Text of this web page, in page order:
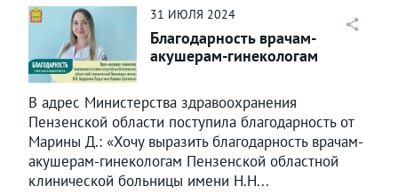
31 ИЮЛЯ 2024
Благодарность врачам-
акушерам-гинекологам
В адрес Министерства здравоохранения
Пензенской области поступила благодарность от
Марины Д.: «Хочу выразить благодарность врачам-
акушерам-гинекологам Пензенской областной
клинической больницы имени Н.Н...